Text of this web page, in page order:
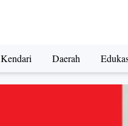
Kendari Daerah